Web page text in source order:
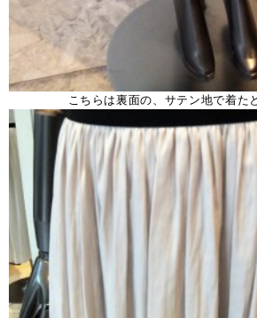
こちらは裏面の、サテン地で着た